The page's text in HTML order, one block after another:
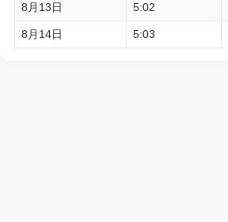
8月13日 5:02
8月14日 5:03